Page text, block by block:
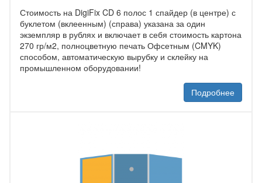
Стоимость на DigiFix CD 6 полос 1 спайдер (в центре) с
буклетом (вклеенным) (справа) указана за один
экземпляр в рублях и включает в себя стоимость картона
270 гр/м2, полноцветную печать Офсетным (CMYK)
способом, автоматическую вырубку и склейку на
промышленном оборудовании!
Подробнее